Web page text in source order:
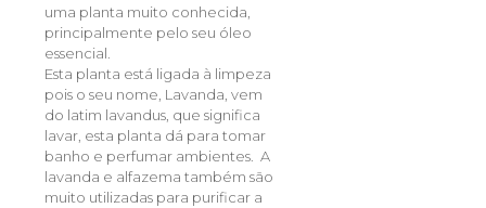
uma planta muito conhecida,
principalmente pelo seu óleo
essencial.
Esta planta está ligada à limpeza
pois o seu nome, Lavanda, vem
do latim lavandus, que significa
lavar, esta planta dá para tomar
banho e perfumar ambientes. A
lavanda e alfazema também são
muito utilizadas para purificar a